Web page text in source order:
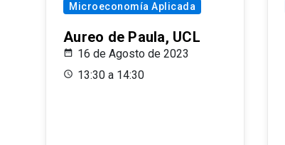
Microeconomía Aplicada
Aureo de Paula, UCL
16 de Agosto de 2023
13:30 a 14:30